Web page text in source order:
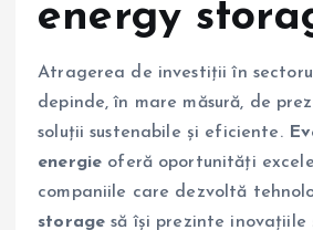
energy
Atragerea de investiții în
depinde, în mare măsură, de
soluții sustenabile și eficiente.
energie oferă oportunități
companiile care dezvoltă
storage să își prezinte inovațiile